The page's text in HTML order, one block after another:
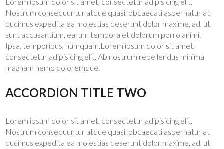
Nostrum consequuntur atque quasi, obcaecati aspernatur at
ducimus expedita ea molestias deserunt dolor maxime, ad, ut
sunt accusantium, earum tempora et dolorum porro animi.
Ipsa, temporibus, numquam.Lorem ipsum dolor sit amet,
consectetur adipisicing elit. Ab nostrum repellendus minima
magnam nemo doloremque.
ACCORDION TITLE TWO
Lorem ipsum dolor sit amet, consectetur adipisicing elit.
Nostrum consequuntur atque quasi, obcaecati aspernatur at
ducimus expedita ea molestias deserunt dolor maxime, ad, ut